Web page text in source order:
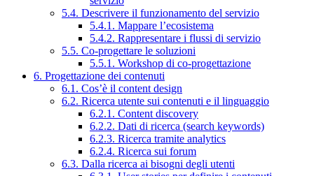
5.4. Descrivere il funzionamento del servizio
5.4.1. Mappare l’ecosistema
5.4.2. Rappresentare i flussi di servizio
5.5. Co-progettare le soluzioni
5.5.1. Workshop di co-progettazione
6. Progettazione dei contenuti
6.1. Cos’è il content design
6.2. Ricerca utente sui contenuti e il linguaggio
6.2.1. Content discovery
6.2.2. Dati di ricerca (search keywords)
6.2.3. Ricerca tramite analytics
6.2.4. Ricerca sui forum
6.3. Dalla ricerca ai bisogni degli utenti